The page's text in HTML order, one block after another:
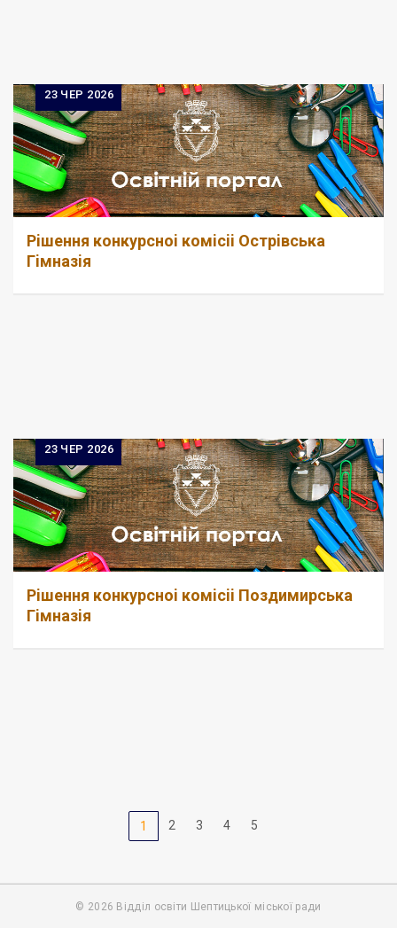
23 ЧЕР 2026
Рiшення конкурсноi комiсii Острiвська
Гiмназiя
23 ЧЕР 2026
Рiшення конкурсноi комiсii Поздимирська
Гiмназiя
1 2 3 4 5
© 2026 Відділ освіти Шептицької міської ради